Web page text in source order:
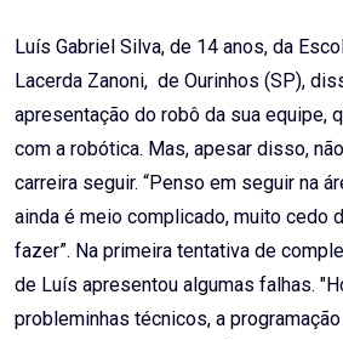
Luís Gabriel Silva, de 14 anos, da
Lacerda Zanoni, de Ourinhos (SP),
apresentação do robô da sua equipe,
com a robótica. Mas, apesar disso,
carreira seguir. “Penso em seguir na
ainda é meio complicado, muito cedo
fazer”. Na primeira tentativa de
de Luís apresentou algumas falhas.
probleminhas técnicos, a